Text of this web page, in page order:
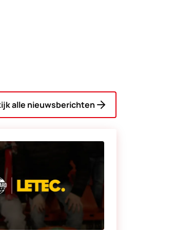
alle nieuwsberichten